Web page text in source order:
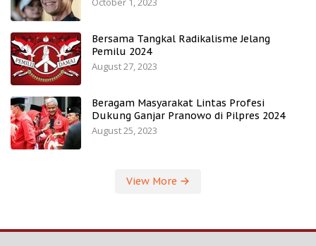
Bersama Tangkal Radikalisme Jelang
Pemilu 2024
August 27, 2023
Beragam Masyarakat Lintas Profesi
Dukung Ganjar Pranowo di Pilpres 2024
August 25, 2023
View More